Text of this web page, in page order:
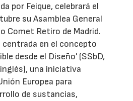
por Feique, celebrará el
su Asamblea General
Comet Retiro de Madrid.
centrada en el concepto
desde el Diseño' (SSbD,
una iniciativa
Europea para
de sustancias,